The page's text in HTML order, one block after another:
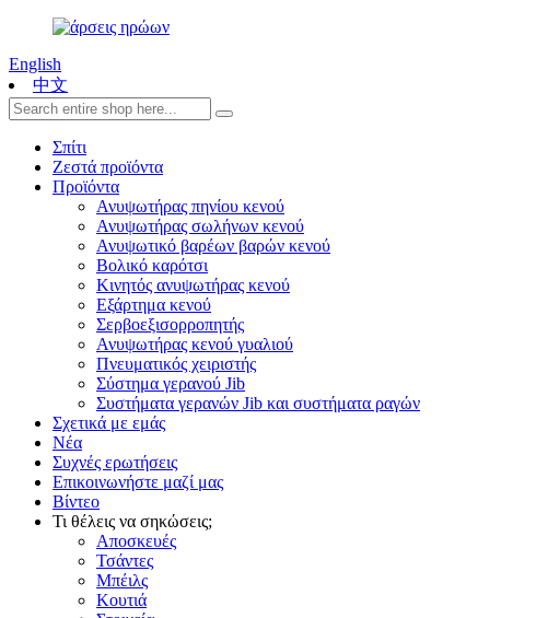
English
中文
Σπίτι
Ζεστά προϊόντα
Προϊόντα
Ανυψωτήρας πηνίου κενού
Ανυψωτήρας σωλήνων κενού
Ανυψωτικό βαρέων βαρών κενού
Βολικό καρότσι
Κινητός ανυψωτήρας κενού
Εξάρτημα κενού
Σερβοεξισορροπητής
Ανυψωτήρας κενού γυαλιού
Πνευματικός χειριστής
Σύστημα γερανού Jib
Συστήματα γερανών Jib και συστήματα ραγών
Σχετικά με εμάς
Νέα
Συχνές ερωτήσεις
Επικοινωνήστε μαζί μας
Βίντεο
Τι θέλεις να σηκώσεις;
Αποσκευές
Τσάντες
Μπέιλς
Κουτιά